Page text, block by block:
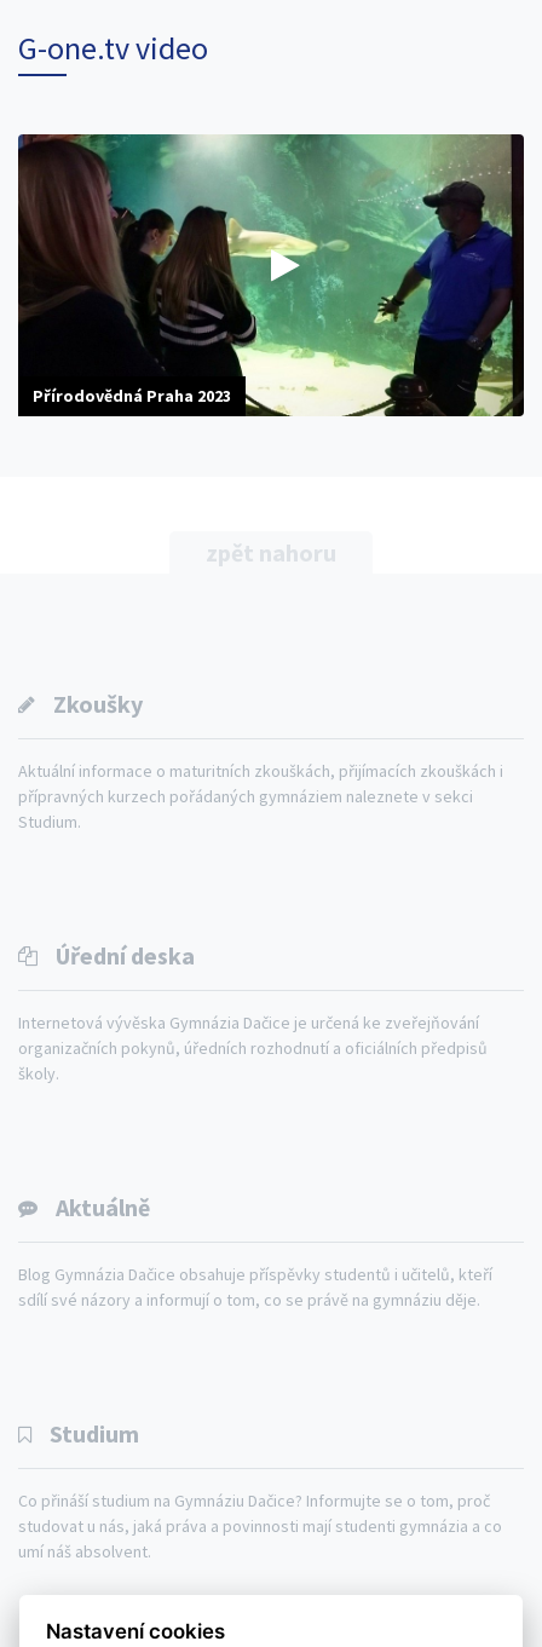
G-one.tv video
Přírodovědná Praha 2023
zpět nahoru
Zkoušky
Aktuální informace o maturitních zkouškách, přijímacích zkouškách i
přípravných kurzech pořádaných gymnáziem naleznete v sekci
Studium.
Úřední deska
Internetová vývěska Gymnázia Dačice je určená ke zveřejňování
organizačních pokynů, úředních rozhodnutí a oficiálních předpisů
školy.
Aktuálně
Blog Gymnázia Dačice obsahuje příspěvky studentů i učitelů, kteří
sdílí své názory a informují o tom, co se právě na gymnáziu děje.
Studium
Co přináší studium na Gymnáziu Dačice? Informujte se o tom, proč
studovat u nás, jaká práva a povinnosti mají studenti gymnázia a co
umí náš absolvent.
Gymnázium
Nastavení cookies